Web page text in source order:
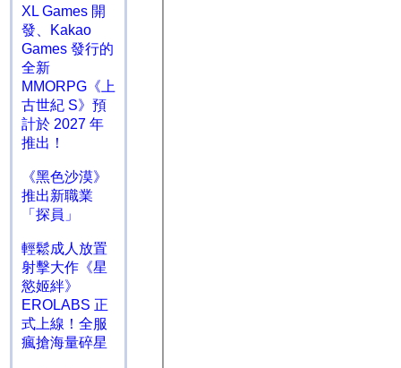
XL Games 開
發、Kakao
Games 發行的
全新
MMORPG《上
古世紀 S》預
計於 2027 年
推出！
《黑色沙漠》
推出新職業
「探員」
輕鬆成人放置
射擊大作《星
慾姬絆》
EROLABS 正
式上線！全服
瘋搶海量碎星